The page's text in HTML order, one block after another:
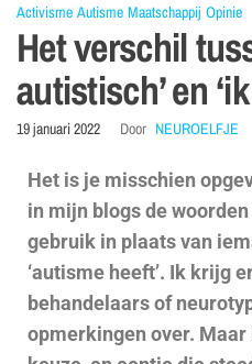
Activisme Autisme Maatschappij Opinie
Het verschil
autistisch’ en
19 januari 2022 Door NEUROELFJE
Het is je misschien
in mijn blogs de woorden
gebruik in plaats van
‘autisme heeft’. Ik krijg
behandelaars of
opmerkingen over. Maar